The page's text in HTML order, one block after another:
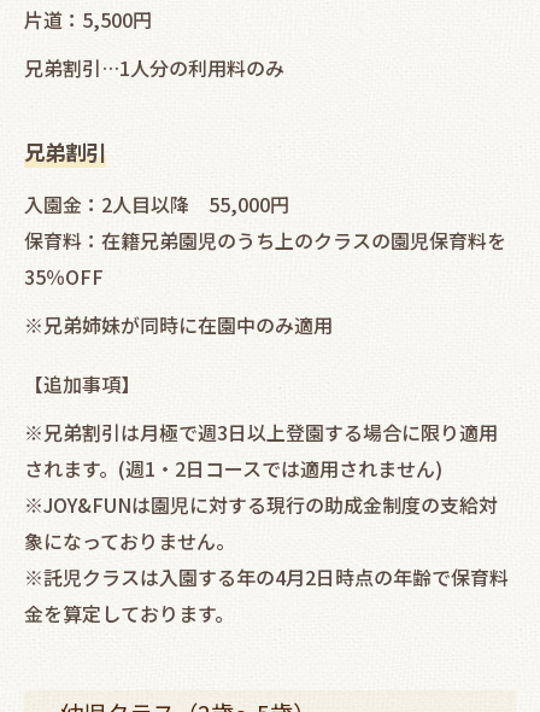
片道：5,500円
兄弟割引…1人分の利用料のみ
兄弟割引
入園金：2人目以降 55,000円
保育料：在籍兄弟園児のうち上のクラスの園児保育料を
35％OFF
※兄弟姉妹が同時に在園中のみ適用
【追加事項】
※兄弟割引は月極で週3日以上登園する場合に限り適用
されます。(週1・2日コースでは適用されません)
※JOY&FUNは園児に対する現行の助成金制度の支給対
象になっておりません。
※託児クラスは入園する年の4月2日時点の年齢で保育料
金を算定しております。